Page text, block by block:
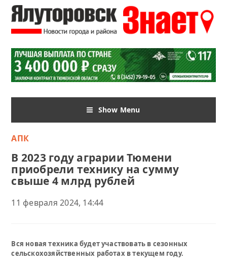
Show Menu
АПК
В 2023 году аграрии Тюмени
приобрели технику на сумму
свыше 4 млрд рублей
11 февраля 2024, 14:44
Вся новая техника будет участвовать в сезонных
сельскохозяйственных работах в текущем году.